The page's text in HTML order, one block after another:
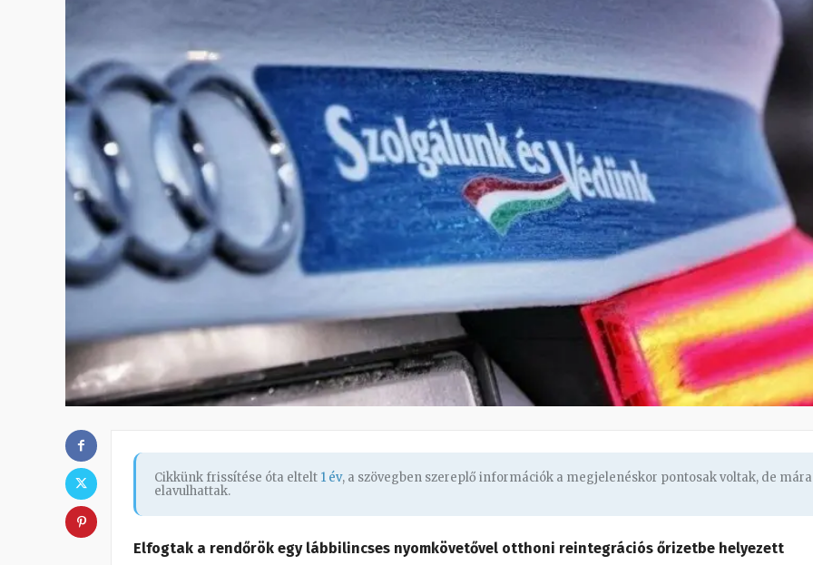
Cikkünk frissítése óta eltelt 1 év, a szövegben szereplő információk a megjelenéskor pontosak voltak, de mára
elavulhattak.
Elfogtak a rendőrök egy lábbilincses nyomkövetővel otthoni reintegrációs őrizetbe helyezett